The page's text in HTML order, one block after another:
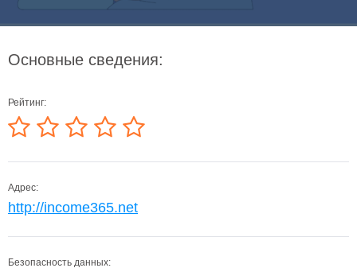
Основные сведения:
Рейтинг:
Адрес:
http://income365.net
Безопасность данных: